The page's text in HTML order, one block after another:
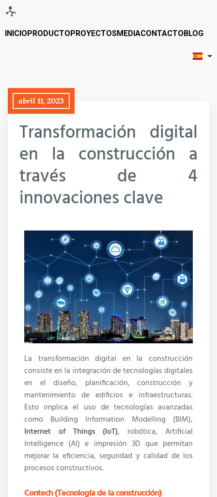
INICIO PRODUCTO PROYECTOSMEDIACONTACTO BLOG
abril 11, 2023
Transformación digital
en la construcción a
través de 4
innovaciones clave
La transformación digital en la construcción
consiste en la integración de tecnologías digitales
en el diseño, planificación, construcción y
mantenimiento de edificios e infraestructuras.
Esto implica el uso de tecnologías avanzadas
como Building Information Modelling (BIM),
Internet of Things (IoT), robótica, Artificial
Intelligence (AI) e impresión 3D que permitan
mejorar la eficiencia, seguridad y calidad de los
procesos constructivos.
Contech (Tecnología de la construcción)